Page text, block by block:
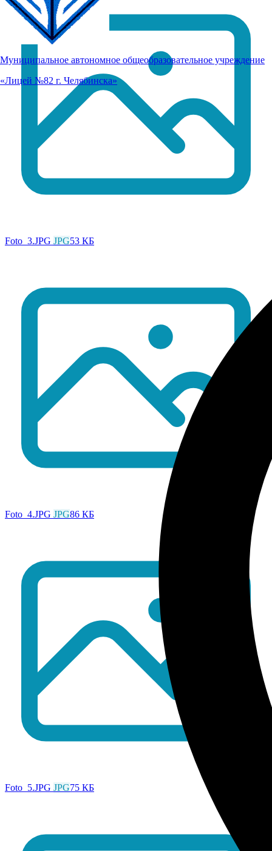
Муниципальное автономное общеобразовательное учреждение
«Лицей №82 г. Челябинска»
Foto_3.JPG JPG53 КБ
Foto_4.JPG JPG86 КБ
Foto_5.JPG JPG75 КБ